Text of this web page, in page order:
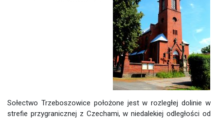
Sołectwo Trzeboszowice położone jest w rozległej dolinie w
strefie przygranicznej z Czechami, w niedalekiej odległości od